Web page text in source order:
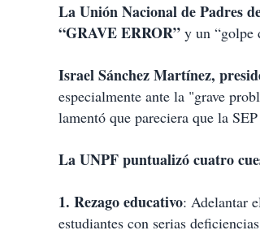
La Unión Nacional de Padres
“GRAVE ERROR” y un “golpe
Israel Sánchez Martínez,
especialmente ante la "grave
lamentó que pareciera que la
La UNPF puntualizó cuatro
1. Rezago educativo: Adelantar
estudiantes con serias